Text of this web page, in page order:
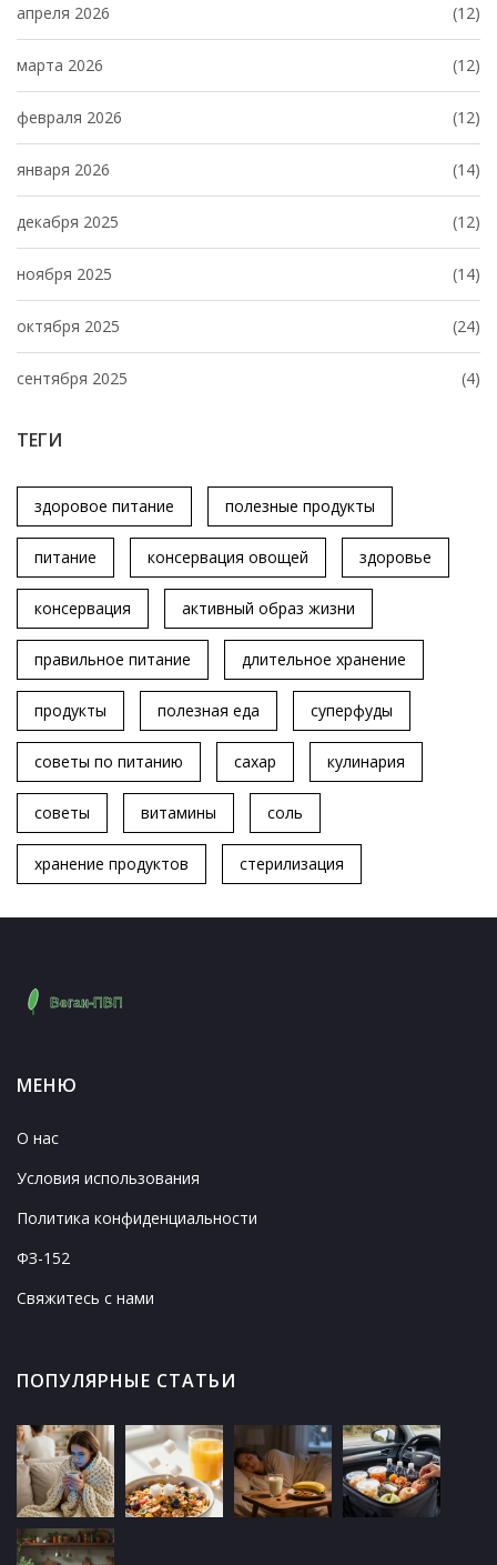
апреля 2026 (12)
марта 2026 (12)
февраля 2026 (12)
января 2026 (14)
декабря 2025 (12)
ноября 2025 (14)
октября 2025 (24)
сентября 2025 (4)
ТЕГИ
здоровое питание полезные продукты
питание консервация овощей здоровье
консервация активный образ жизни
правильное питание длительное хранение
продукты полезная еда суперфуды
советы по питанию сахар кулинария
советы витамины соль
хранение продуктов стерилизация
МЕНЮ
О нас
Условия использования
Политика конфиденциальности
ФЗ-152
Свяжитесь с нами
ПОПУЛЯРНЫЕ СТАТЬИ